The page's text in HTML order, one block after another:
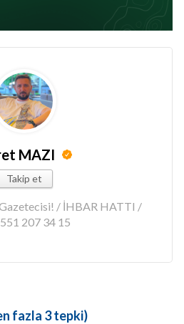
MAZI
Takip et
Gazetecisi! / İHBAR HATTI /
207 34 15
fazla 3 tepki)